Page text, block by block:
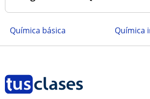
Química básica Química